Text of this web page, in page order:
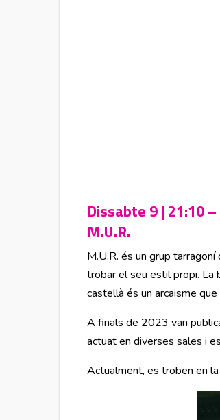
Dissabte 9 | 21:10
M.U.R.
M.U.R. és un grup
trobar el seu estil propi. La
castellà és un arcaisme que
A finals de 2023 van
actuat en diverses sales i
Actualment, es troben en